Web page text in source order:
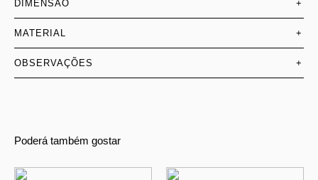
DIMENSÃO +
MATERIAL +
OBSERVAÇÕES +
Poderá também gostar